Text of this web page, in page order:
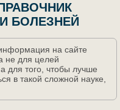
БОЛЕЗНЕЙ
на сайте
не для целей
для того, чтобы лучше
в такой сложной науке,